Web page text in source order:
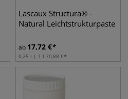
Lascaux Structura® -
Natural Leichtstrukturpaste
ab 17,72 €
0,25 l | 1 l 70,88 €